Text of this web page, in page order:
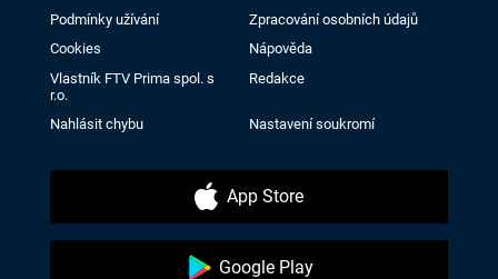
Podmínky užívání
Zpracování osobních údajů
Cookies
Nápověda
Vlastník FTV Prima spol. s
r.o.
Redakce
Nahlásit chybu Nastavení soukromí
App Store
Google Play